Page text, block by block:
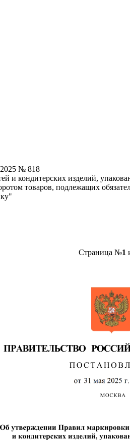
№ 818
и кондитерских изделий,
товаров, подлежащих
Страница №1